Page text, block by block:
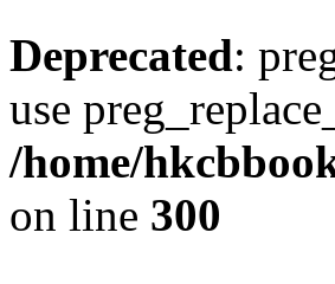
Deprecated:
use
/home/
on line 300